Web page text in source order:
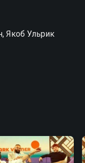
Якоб Ульрик